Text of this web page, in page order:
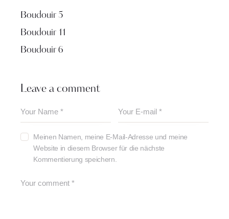
Boudouir 5
Boudouir 11
Boudouir 6
Leave a comment
Meinen Namen, meine E-Mail-Adresse und meine
Website in diesem Browser für die nächste
Kommentierung speichern.